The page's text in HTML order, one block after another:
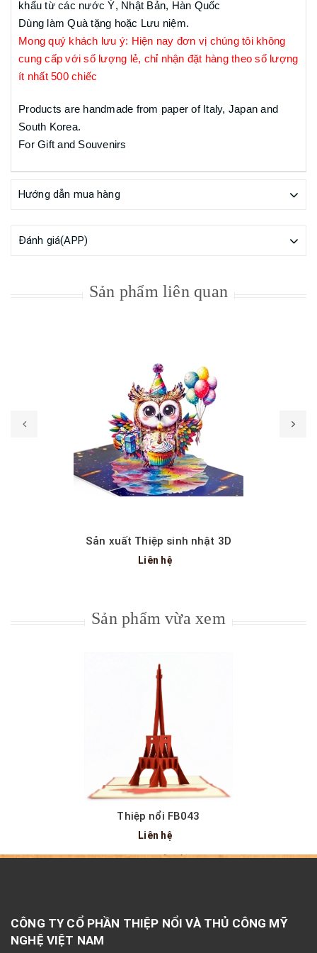
khẩu từ các nước Ý, Nhật Bản, Hàn Quốc
Dùng làm Quà tặng hoặc Lưu niệm.
Mong quý khách lưu ý: Hiện nay đơn vị chúng tôi không
cung cấp với số lượng lẻ, chỉ nhận đặt hàng theo số lượng
ít nhất 500 chiếc
Products are handmade from paper of Italy, Japan and
South Korea.
For Gift and Souvenirs
Hướng dẫn mua hàng
Đánh giá(APP)
Sản phẩm liên quan
Sản xuất Thiệp sinh nhật 3D
Liên hệ
Sản phẩm vừa xem
Thiệp nổi FB043
Liên hệ
CÔNG TY CỔ PHẦN THIỆP NỔI VÀ THỦ CÔNG MỸ
NGHỆ VIỆT NAM